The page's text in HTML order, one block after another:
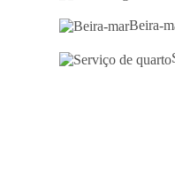
Beira-